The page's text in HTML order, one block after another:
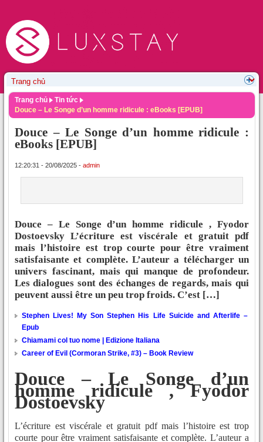
Trang chủ
Tin tức
Douce – Le Songe d’un homme ridicule : eBooks [EPUB]
Douce – Le Songe d’un homme ridicule :
eBooks [EPUB]
12:20:31 - 20/08/2025 - admin
Douce – Le Songe d’un homme ridicule , Fyodor
Dostoevsky L’écriture est viscérale et gratuit pdf
mais l’histoire est trop courte pour être vraiment
satisfaisante et complète. L’auteur a télécharger un
univers fascinant, mais qui manque de profondeur.
Les dialogues sont des échanges de regards, mais qui
peuvent aussi être un peu trop froids. C’est […]
Stephen Lives! My Son Stephen His Life Suicide and Afterlife –
Epub
Chiamami col tuo nome | Edizione Italiana
Career of Evil (Cormoran Strike, #3) – Book Review
Douce – Le Songe d’un
homme ridicule , Fyodor
Dostoevsky
L’écriture est viscérale et gratuit pdf mais l’histoire est trop
courte pour être vraiment satisfaisante et complète. L’auteur a